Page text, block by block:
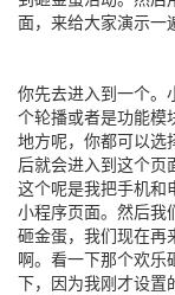
面，来给大家演示一
你先去进入到一个。
个轮播或者是功能模
地方呢，你都可以选
后就会进入到这个页
这个呢是我把手机和
小程序页面。然后我
砸金蛋，我们现在再
啊。看一下那个欢乐
下，因为我刚才设置